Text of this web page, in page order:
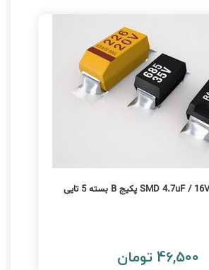
46,500 تومان